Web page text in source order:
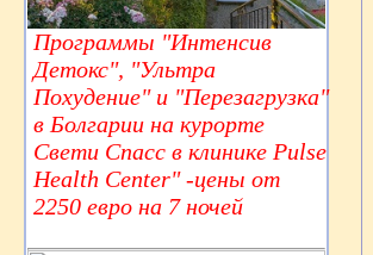
Программы "Интенсив
Детокс", "Ультра
Похудение" и "Перезагрузка"
в Болгарии на курорте
Свети Спасс в клинике Pulse
Health Center" -цены от
2250 евро на 7 ночей